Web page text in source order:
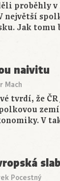
proběhly v
největší
Jak tomu
naivitu
Mach
tvrdí, že
V
Pocestný